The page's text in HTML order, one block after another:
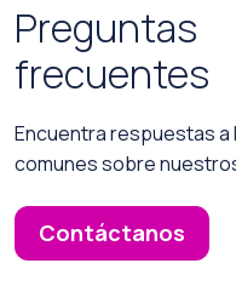
Preguntas
frecuentes
Encuentra respuestas a
comunes sobre
Contáctanos